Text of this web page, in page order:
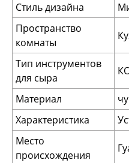
Стиль дизайна
Пространство
комнаты
Тип инструментов
для сыра
Материал
Характеристика
Место
происхождения